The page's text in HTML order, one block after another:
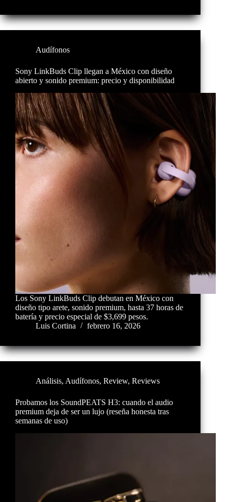
Audífonos
Sony LinkBuds Clip llegan a México con diseño
abierto y sonido premium: precio y disponibilidad
Los Sony LinkBuds Clip debutan en México con
diseño tipo arete, sonido premium, hasta 37 horas de
batería y precio especial de $3,699 pesos.
Luis Cortina
febrero 16, 2026
Análisis, Audífonos, Review, Reviews
Probamos los SoundPEATS H3: cuando el audio
premium deja de ser un lujo (reseña honesta tras
semanas de uso)